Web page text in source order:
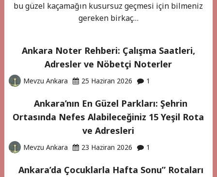
bu güzel kaçamağın kusursuz geçmesi için bilmeniz
gereken birkaç…
Ankara Noter Rehberi: Çalışma Saatleri,
Adresler ve Nöbetçi Noterler
Mevzu Ankara 25 Haziran 2026 1
Ankara’nın En Güzel Parkları: Şehrin
Ortasında Nefes Alabileceğiniz 15 Yeşil Rota
ve Adresleri
Mevzu Ankara 23 Haziran 2026 1
Ankara’da Çocuklarla Hafta Sonu” Rotaları